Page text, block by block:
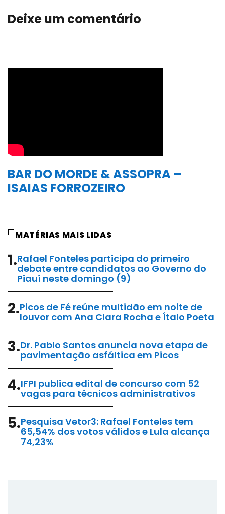
Deixe um comentário
BAR DO MORDE & ASSOPRA –
ISAIAS FORROZEIRO
MATÉRIAS MAIS LIDAS
1.Rafael Fonteles participa do primeiro
debate entre candidatos ao Governo do
Piauí neste domingo (9)
2.Picos de Fé reúne multidão em noite de
louvor com Ana Clara Rocha e Ítalo Poeta
3.Dr. Pablo Santos anuncia nova etapa de
pavimentação asfáltica em Picos
4.IFPI publica edital de concurso com 52
vagas para técnicos administrativos
5.Pesquisa Vetor3: Rafael Fonteles tem
65,54% dos votos válidos e Lula alcança
74,23%